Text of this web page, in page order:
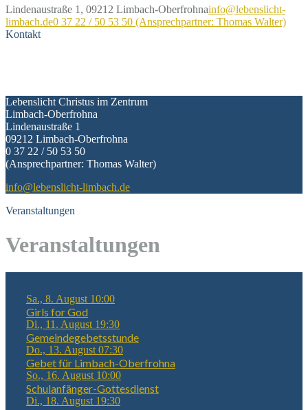
Lindenaustraße 1, 09212 Limbach-Oberfrohnainfo@lebenslicht-
limbach.de0 37 22 / 50 53 50 (Ansprechpartner: Thomas Walter)
Kontakt
Lebenslicht Christus im Zentrum
Limbach-Oberfrohna
Lindenaustraße 1
09212 Limbach-Oberfrohna
0 37 22 / 50 53 50
(Ansprechpartner: Thomas Walter)
info@lebenslicht-limbach.de
Veranstaltungen
Veranstaltungen
Sa., 8. August 10:00
Girls for God
Di., 11. August 19:30
Gemeindegebetsstunde
Do., 13. August 07:30
Gebet für Limbach-Oberfrohna
So., 16. August 10:00
Schulanfänger-Gottesdienst
Di., 18. August 19:30